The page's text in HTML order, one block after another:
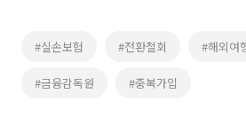
#실손보험 #전환철회 #해외여
#금융감독원 #중복가입